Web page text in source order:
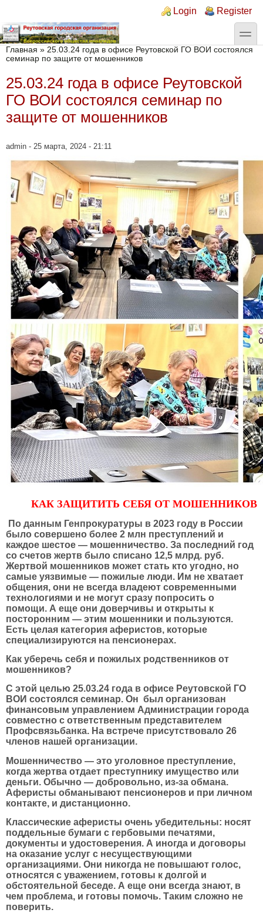
Login links
Login
Register
toggle
Вы здесь
Главная » 25.03.24 года в офисе Реутовской ГО ВОИ состоялся
семинар по защите от мошенников
25.03.24 года в офисе Реутовской
ГО ВОИ состоялся семинар по
защите от мошенников
admin - 25 марта, 2024 - 21:11
КАК ЗАЩИТИТЬ СЕБЯ ОТ МОШЕННИКОВ
По данным Генпрокуратуры в 2023 году в России
было совершено более 2 млн преступлений и
каждое шестое — мошенничество. За последний год
со счетов жертв было списано 12,5 млрд. руб.
Жертвой мошенников может стать кто угодно, но
самые уязвимые — пожилые люди. Им не хватает
общения, они не всегда владеют современными
технологиями и не могут сразу попросить о
помощи. А еще они доверчивы и открыты к
посторонним — этим мошенники и пользуются.
Есть целая категория аферистов, которые
специализируются на пенсионерах.
Как уберечь себя и пожилых родственников от
мошенников?
С этой целью 25.03.24 года в офисе Реутовской ГО
ВОИ состоялся семинар. Он был организован
финансовым управлением Администрации города
совместно с ответственным представителем
Профсвязьбанка. На встрече присутствовало 26
членов нашей организации.
Мошенничество — это уголовное преступление,
когда жертва отдает преступнику имущество или
деньги. Обычно — добровольно, из-за обмана.
Аферисты обманывают пенсионеров и при личном
контакте, и дистанционно.
Классические аферисты очень убедительны: носят
поддельные бумаги с гербовыми печатями,
документы и удостоверения. А иногда и договоры
на оказание услуг с несуществующими
организациями. Они никогда не повышают голос,
относятся с уважением, готовы к долгой и
обстоятельной беседе. А еще они всегда знают, в
чем проблема, и готовы помочь. Таким сложно не
поверить.